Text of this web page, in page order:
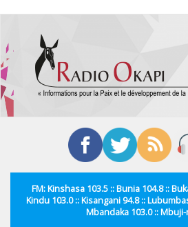
contenu
principal
FM: Kinshasa 103.5 :: Bunia 104.8 ::
Kindu 103.0 :: Kisangani 94.8 ::
Mbandaka 103.0 :: Mbuji-